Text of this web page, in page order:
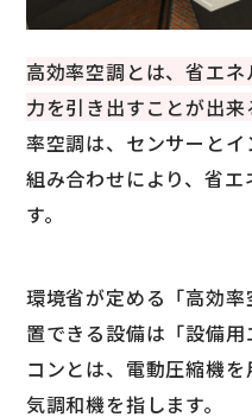
高効率空調とは、省エ
力を引き出すことが出
率空調は、センサーと
組み合わせにより、省
す。
環境省が定める「高効
置できる設備は「設備
コンとは、電動圧縮機
気調和機を指します。